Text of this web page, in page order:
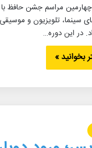
مراسم جشن حافظ با
سینما، تلویزیون و
در این دوره…
بخوانید »